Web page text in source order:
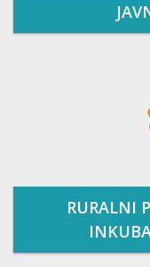
RURALNI